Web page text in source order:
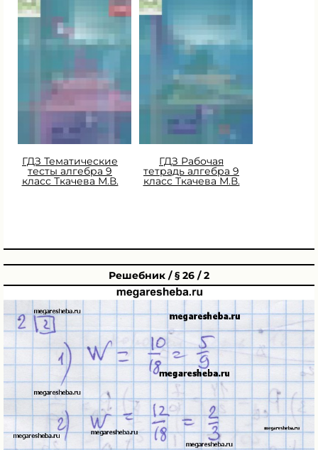
ГДЗ Тематические
тесты алгебра 9
класс Ткачева М.В.
ГДЗ Рабочая
тетрадь алгебра 9
класс Ткачева М.В.
Решебник / § 26 / 2